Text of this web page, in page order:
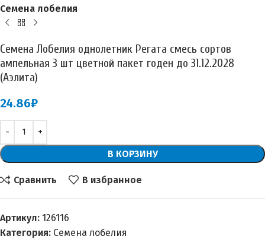
Семена лобелия
Семена Лобелия однолетник Регата смесь сортов
ампельная 3 шт цветной пакет годен до 31.12.2028
(Аэлита)
24.86₽
В КОРЗИНУ
Сравнить В избранное
Артикул: 126116
Категория: Семена лобелия